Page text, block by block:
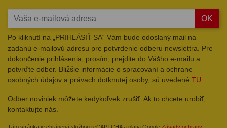
OK
Po kliknutí na „PRIHLÁSIŤ SA“ Vám bude odoslaný mail na
zadanú e-mailovú adresu pre potvrdenie odberu newslettra. Pre
dokončenie prihlásenia, prosím, prejdite do Vášho e-mailu a
potvrďte odber. Bližšie informácie o spracovaní a ochrane
osobných údajov a právach dotknutej osoby, sú uvedené TU
Odber noviniek môžete kedykoľvek zrušiť. Ak to chcete urobiť,
kontaktujte nás.